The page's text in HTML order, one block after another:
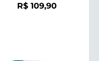
R$ 109,90